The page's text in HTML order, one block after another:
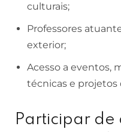
culturais;
Professores
exterior;
Acesso a eventos,
técnicas e projetos
Participar de